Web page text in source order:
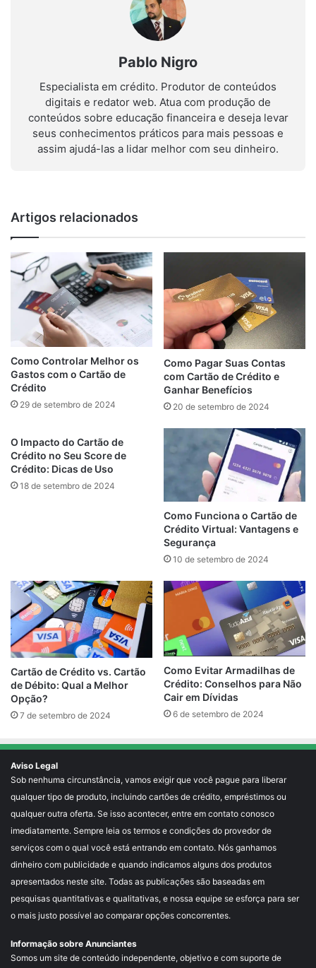
Pablo Nigro
Especialista em crédito. Produtor de conteúdos
digitais e redator web. Atua com produção de
conteúdos sobre educação financeira e deseja levar
seus conhecimentos práticos para mais pessoas e
assim ajudá-las a lidar melhor com seu dinheiro.
Artigos relacionados
Como Controlar Melhor os
Gastos com o Cartão de
Crédito
29 de setembro de 2024
Como Pagar Suas Contas
com Cartão de Crédito e
Ganhar Benefícios
20 de setembro de 2024
O Impacto do Cartão de
Crédito no Seu Score de
Crédito: Dicas de Uso
18 de setembro de 2024
Como Funciona o Cartão de
Crédito Virtual: Vantagens e
Segurança
10 de setembro de 2024
Cartão de Crédito vs. Cartão
de Débito: Qual a Melhor
Opção?
7 de setembro de 2024
Como Evitar Armadilhas de
Crédito: Conselhos para Não
Cair em Dívidas
6 de setembro de 2024
Aviso Legal
Sob nenhuma circunstância, vamos exigir que você pague para liberar
qualquer tipo de produto, incluindo cartões de crédito, empréstimos ou
qualquer outra oferta. Se isso acontecer, entre em contato conosco
imediatamente. Sempre leia os termos e condições do provedor de
serviços com o qual você está entrando em contato. Nós ganhamos
dinheiro com publicidade e quando indicamos alguns dos produtos
apresentados neste site. Todas as publicações são baseadas em
pesquisas quantitativas e qualitativas, e nossa equipe se esforça para ser
o mais justo possível ao comparar opções concorrentes.
Informação sobre Anunciantes
Somos um site de conteúdo independente, objetivo e com suporte de